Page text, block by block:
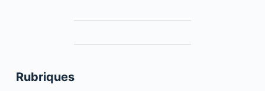
Rubriques